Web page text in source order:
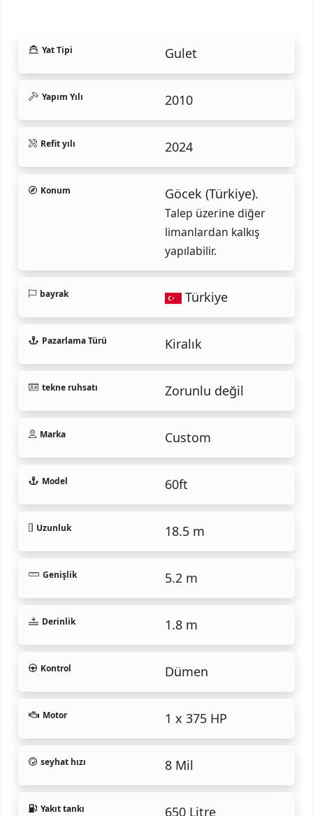
Yat Tipi Gulet
Yapım Yılı 2010
Refit yılı 2024
Konum Göcek (Türkiye).
Talep üzerine diğer
limanlardan kalkış
yapılabilir.
bayrak Türkiye
Pazarlama Türü Kiralık
tekne ruhsatı Zorunlu değil
Marka Custom
Model 60ft
Uzunluk 18.5 m
Genişlik 5.2 m
Derinlik 1.8 m
Kontrol Dümen
Motor 1 x 375 HP
seyhat hızı 8 Mil
Yakıt tankı 650 Litre